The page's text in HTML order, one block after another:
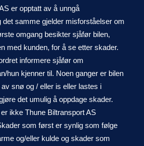
er opptatt av å unngå
det samme gjelder misforståelser om
omgang besikter sjåfør bilen,
med kunden, for å se etter skader.
informere sjåfør om
hun kjenner til. Noen ganger er bilen
snø og / eller is eller lastes i
det umulig å oppdage skader.
ikke Thune Biltransport AS
som først er synlig som følge
og/eller kulde og skader som